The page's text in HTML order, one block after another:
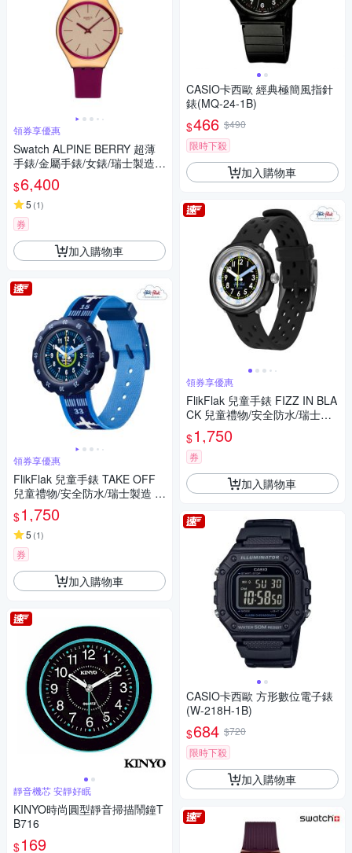
領券享優惠
Swatch ALPINE BERRY 超薄
手錶/金屬手錶/女錶/瑞士製造 S
YXG131 (38mm)
$6,400
5 (1)
券
加入購物車
領券享優惠
FlikFlak 兒童手錶 TAKE OFF
兒童禮物/安全防水/瑞士製造 F
PSP068 (34.75mm)
$1,750
5 (1)
券
加入購物車
靜音機芯 安靜好眠
KINYO時尚圓型靜音掃描鬧鐘T
B716
$169
CASIO卡西歐 經典極簡風指針
錶(MQ-24-1B)
$466 $490
限時下殺
加入購物車
領券享優惠
FlikFlak 兒童手錶 FIZZ IN BLA
CK 兒童禮物/安全防水/瑞士製
造 FCNP001 (31.85mm)
$1,750
券
加入購物車
CASIO卡西歐 方形數位電子錶
(W-218H-1B)
$684 $720
限時下殺
加入購物車